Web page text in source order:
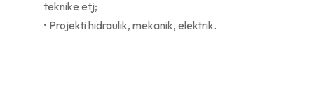
teknike etj;
• Projekti hidraulik, mekanik, elektrik.